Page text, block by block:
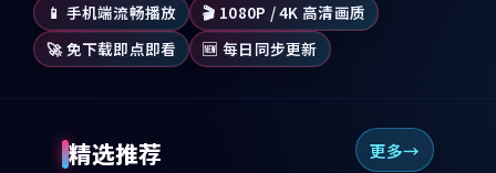
📱 手机端流畅播放
🎬 1080P / 4K 高清画质
🚀 免下载即点即看
🆕 每日同步更新
精选推荐 更多